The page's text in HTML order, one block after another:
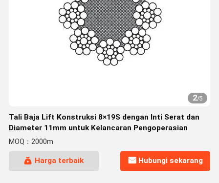
2/5
Tali Baja Lift Konstruksi 8×19S dengan Inti Serat dan
Diameter 11mm untuk Kelancaran Pengoperasian
MOQ：2000m
Harga terbaik Hubungi sekarang